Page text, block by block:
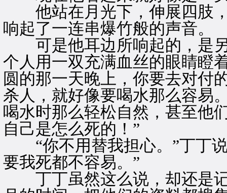
他站在月光下，伸展四肢，
响起了一连串爆竹般的声音。
可是他耳边所响起的，是另
个人用一双充满血丝的眼睛瞪
圆的那一天晚上，你要去对付
杀人，就好像要喝水那么容易
喝水时那么轻松自然，甚至他
自己是怎么死的！”
“你不用替我担心。”丁丁说
要我死都不容易。”
丁丁虽然这么说，却还是记